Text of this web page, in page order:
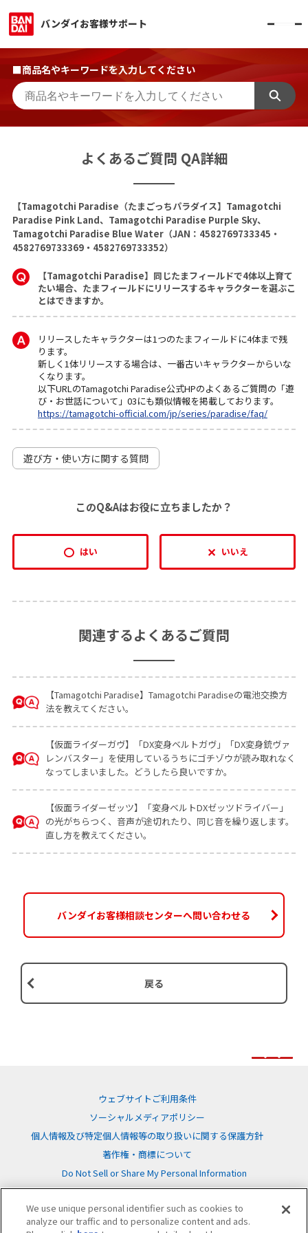
バンダイお客様サポート
■商品名やキーワードを入力してください
よくあるご質問 QA詳細
【Tamagotchi Paradise（たまごっちパラダイス】Tamagotchi
Paradise Pink Land、Tamagotchi Paradise Purple Sky、
Tamagotchi Paradise Blue Water（JAN：4582769733345・
4582769733369・4582769733352）
【Tamagotchi Paradise】同じたまフィールドで4体以上育て
たい場合、たまフィールドにリリースするキャラクターを選ぶこ
とはできますか。
リリースしたキャラクターは1つのたまフィールドに4体まで残
ります。
新しく1体リリースする場合は、一番古いキャラクターからいな
くなります。
以下URLのTamagotchi Paradise公式HPのよくあるご質問の「遊
び・お世話について」03にも類似情報を掲載しております。
https://tamagotchi-official.com/jp/series/paradise/faq/
遊び方・使い方に関する質問
このQ&Aはお役に立ちましたか？
はい いいえ
関連するよくあるご質問
【Tamagotchi Paradise】Tamagotchi Paradiseの電池交換方
法を教えてください。
【仮面ライダーガヴ】「DX変身ベルトガヴ」「DX変身銃ヴァ
レンバスター」を使用しているうちにゴチゾウが読み取れなく
なってしまいました。どうしたら良いですか。
【仮面ライダーゼッツ】「変身ベルトDXゼッツドライバー」
の光がちらつく、音声が途切れたり、同じ音を繰り返します。
直し方を教えてください。
バンダイお客様相談センターへ問い合わせる
戻る
ウェブサイトご利用条件
ソーシャルメディアポリシー
個人情報及び特定個人情報等の取り扱いに関する保護方針
著作権・商標について
Do Not Sell or Share My Personal Information
We use unique personal identifier such as cookies to
analyze our traffic and to personalize content and ads.